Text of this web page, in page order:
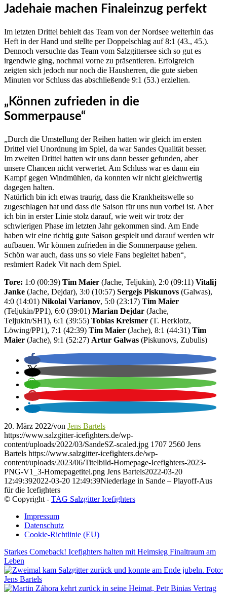
Jadehaie machen Finaleinzug perfekt
Im letzten Drittel behielt das Team von der Nordsee weiterhin das
Heft in der Hand und stellte per Doppelschlag auf 8:1 (43., 45.).
Dennoch versuchte das Team vom Salzgittersee sich so gut es
irgendwie ging, nochmal vorne zu präsentieren. Erfolgreich
zeigten sich jedoch nur noch die Hausherren, die gute sieben
Minuten vor Schluss das abschließende 9:1 (53.) erzielten.
„Können zufrieden in die
Sommerpause“
„Durch die Umstellung der Reihen hatten wir gleich im ersten
Drittel viel Unordnung im Spiel, da war Sandes Qualität besser.
Im zweiten Drittel hatten wir uns dann besser gefunden, aber
unsere Chancen nicht verwertet. Am Schluss war es dann ein
Kampf gegen Windmühlen, da konnten wir nicht gleichwertig
dagegen halten.
Natürlich bin ich etwas traurig, dass die Krankheitswelle so
zugeschlagen hat und dass die Saison für uns nun vorbei ist. Aber
ich bin in erster Linie stolz darauf, wie weit wir trotz der
schwierigen Phase im letzten Jahr gekommen sind. Am Ende
haben wir eine richtig gute Saison gespielt und darauf werden wir
aufbauen. Wir können zufrieden in die Sommerpause gehen.
Schön war auch, dass uns so viele Fans begleitet haben“,
resümiert Radek Vit nach dem Spiel.
Tore: 1:0 (00:39) Tim Maier (Jache, Teljukin), 2:0 (09:11) Vitalij
Janke (Jache, Dejdar), 3:0 (10:57) Sergejs Piskunovs (Galwas),
4:0 (14:01) Nikolai Varianov, 5:0 (23:17) Tim Maier
(Teljukin/PP1), 6:0 (39:01) Marian Dejdar (Jache,
Teljukin/SH1), 6:1 (39:55) Tobias Kreismer (T. Herklotz,
Löwing/PP1), 7:1 (42:39) Tim Maier (Jache), 8:1 (44:31) Tim
Maier (Jache), 9:1 (52:27) Artur Galwas (Piskunovs, Zubulis)
20. März 2022/von Jens Bartels
https://www.salzgitter-icefighters.de/wp-
content/uploads/2022/03/SandeSZ-scaled.jpg 1707 2560 Jens
Bartels https://www.salzgitter-icefighters.de/wp-
content/uploads/2023/06/Titelbild-Homepage-Icefighters-2023-
PNG-V1_3-Homepagetitel.png Jens Bartels2022-03-20
12:49:392022-03-20 12:49:39Niederlage in Sande – Playoff-Aus
für die Icefighters
© Copyright - TAG Salzgitter Icefighters
Impressum
Datenschutz
Cookie-Richtlinie (EU)
Starkes Comeback! Icefighters halten mit Heimsieg Finaltraum am
Leben